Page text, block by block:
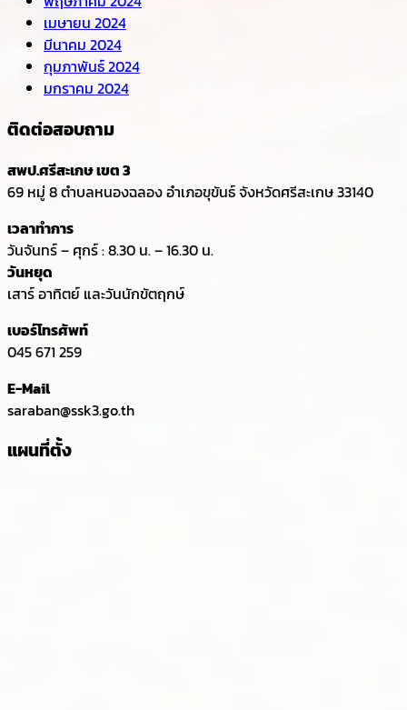
เมษายน 2024
มีนาคม 2024
กุมภาพันธ์ 2024
มกราคม 2024
ติดต่อสอบถาม
สพป.ศรีสะเกษ เขต 3
69 หมู่ 8 ตำบลหนองฉลอง อำเภอขุขันธ์ จังหวัดศรีสะเกษ 33140
เวลาทำการ
วันจันทร์ – ศุกร์ : 8.30 น. – 16.30 น.
วันหยุด
เสาร์ อาทิตย์ และวันนักขัตฤกษ์
เบอร์โทรศัพท์
045 671 259
E-Mail
saraban@ssk3.go.th
แผนที่ตั้ง